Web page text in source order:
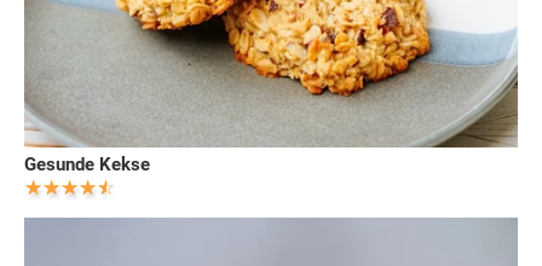
Gesunde Kekse